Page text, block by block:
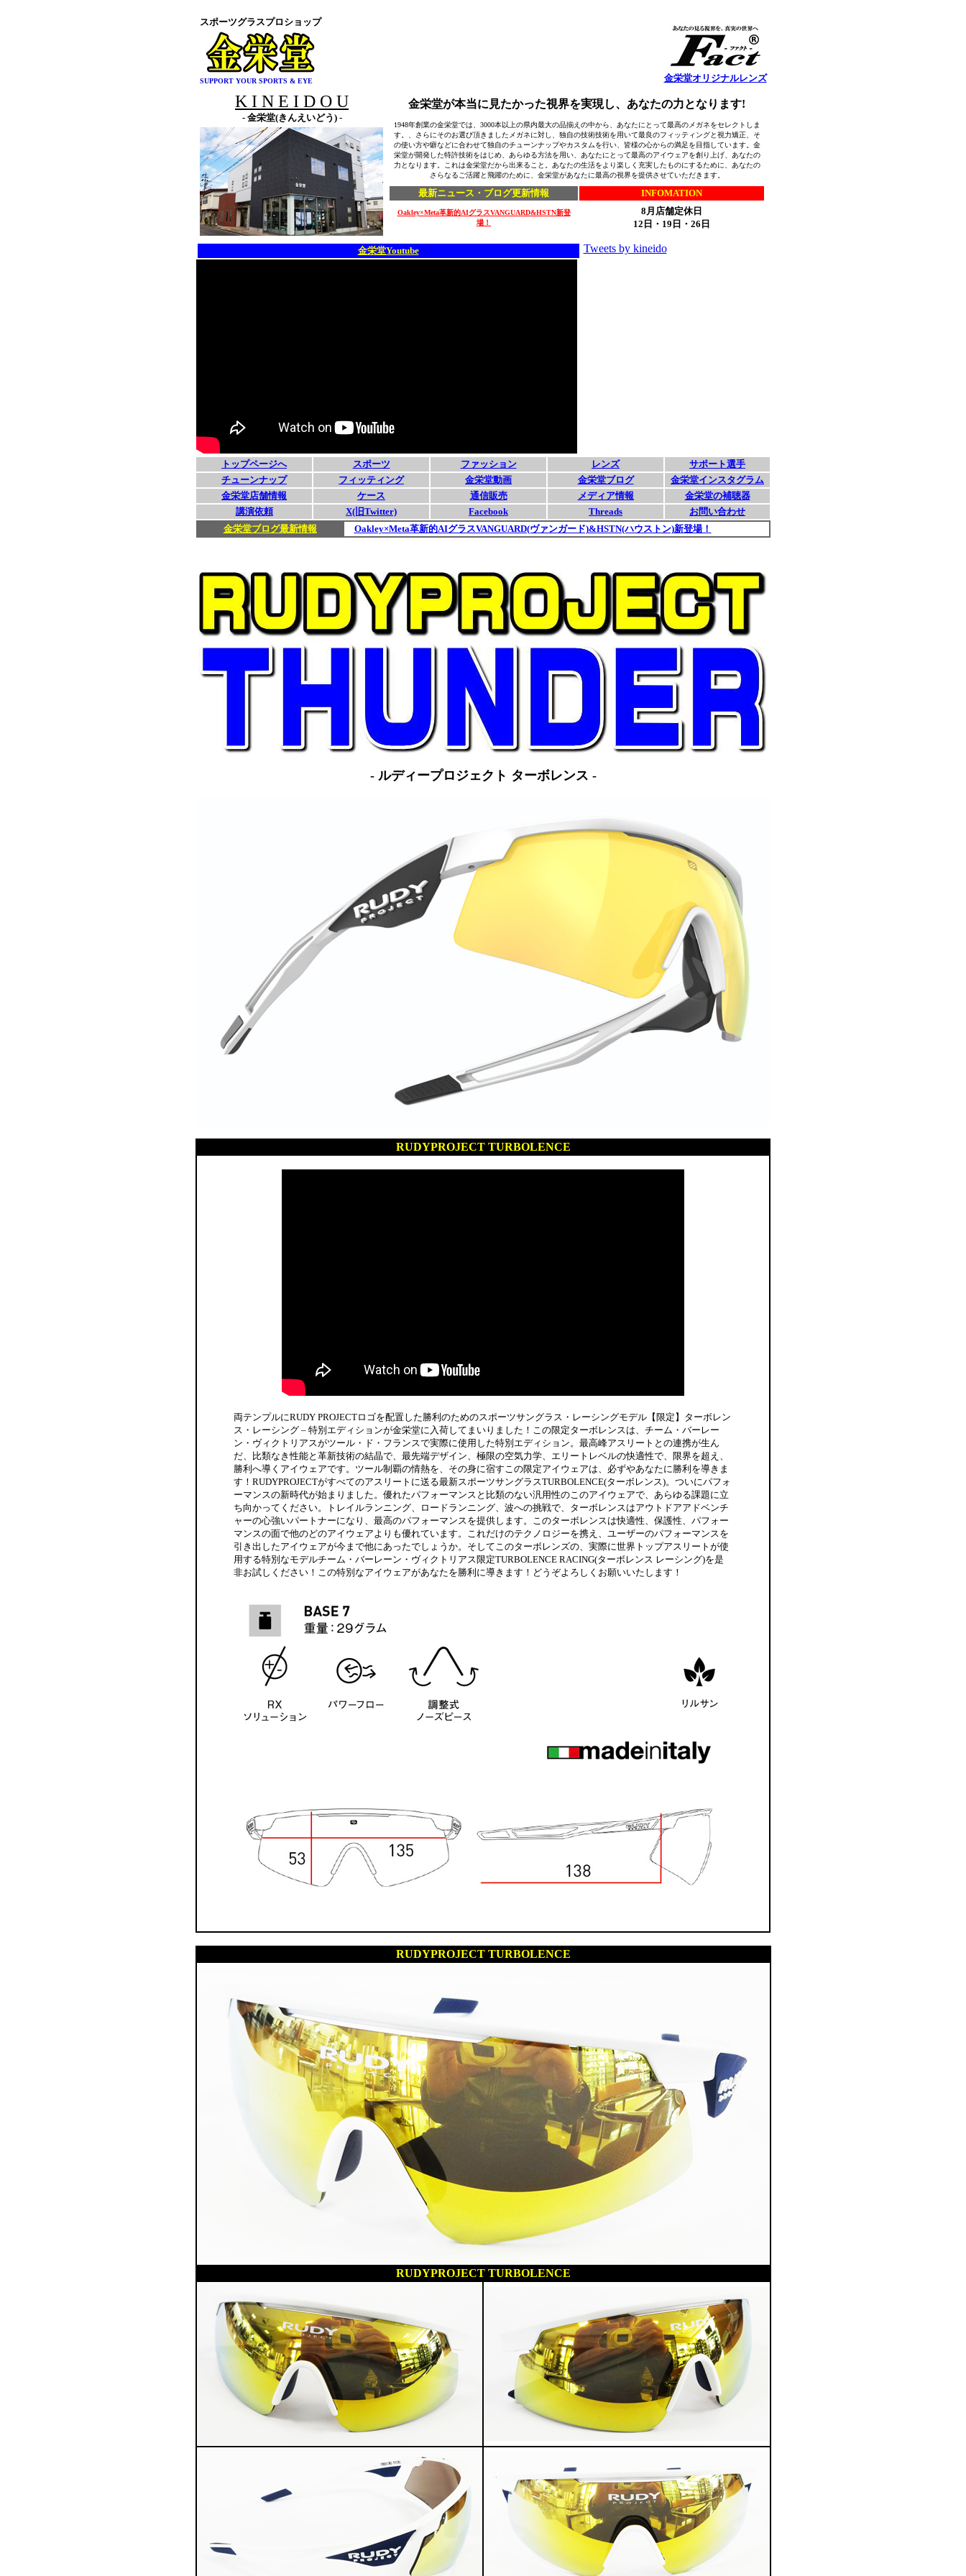
- ルディープロジェクト ターボレンス -
RUDYPROJECT TURBOLENCE
両テンプルにRUDY PROJECTロゴを配置した勝利のためのスポーツサングラス・レーシングモデル【限定】ターボレン
ス・レーシング – 特別エディションが金栄堂に入荷してまいりました！この限定ターボレンスは、チーム・バーレー
ン・ヴィクトリアスがツール・ド・フランスで実際に使用した特別エディション。最高峰アスリートとの連携が生ん
だ、比類なき性能と革新技術の結晶で、最先端デザイン、極限の空気力学、エリートレベルの快適性で、限界を超え、
勝利へ導くアイウェアです。ツール制覇の情熱を、その身に宿すこの限定アイウェアは、必ずやあなたに勝利を導きま
す！RUDYPROJECTがすべてのアスリートに送る最新スポーツサングラスTURBOLENCE(ターボレンス)。ついにパフォ
ーマンスの新時代が始まりました。優れたパフォーマンスと比類のない汎用性のこのアイウェアで、あらゆる課題に立
ち向かってください。トレイルランニング、ロードランニング、波への挑戦で、ターボレンスはアウトドアアドベンチ
ャーの心強いパートナーになり、最高のパフォーマンスを提供します。このターボレンスは快適性、保護性、パフォー
マンスの面で他のどのアイウェアよりも優れています。これだけのテクノロジーを携え、ユーザーのパフォーマンスを
引き出したアイウェアが今まで他にあったでしょうか。そしてこのターボレンズの、実際に世界トップアスリートが使
用する特別なモデルチーム・バーレーン・ヴィクトリアス限定TURBOLENCE RACING(ターボレンス レーシング)を是
非お試しください！この特別なアイウェアがあなたを勝利に導きます！どうぞよろしくお願いいたします！
RUDYPROJECT TURBOLENCE
RUDYPROJECT TURBOLENCE